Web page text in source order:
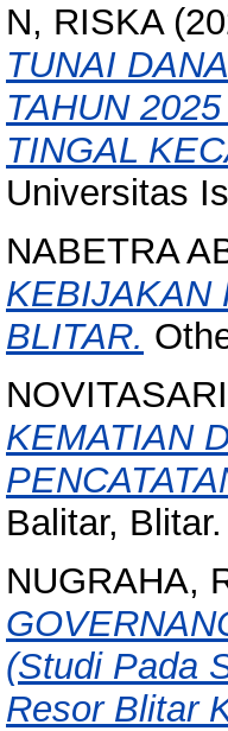
N, RISKA
TUNAI
TAHUN
TINGAL
Universitas
NABETRA
KEBIJAKAN
BLITAR.
KEMATIAN
Balitar,
NUGRAHA,
(Studi Pada
Resor Blitar